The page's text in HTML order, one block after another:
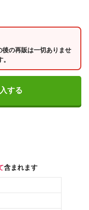
の再販は一切ありませ
する
含まれます